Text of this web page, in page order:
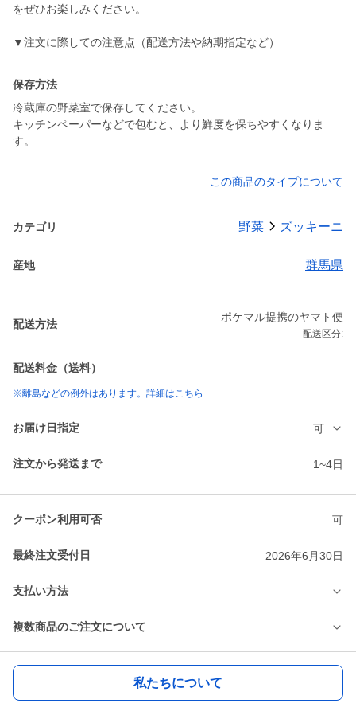
をぜひお楽しみください。
▼注文に際しての注意点（配送方法や納期指定など）
保存方法
冷蔵庫の野菜室で保存してください。
キッチンペーパーなどで包むと、より鮮度を保ちやすくなりま
す。
この商品のタイプについて
カテゴリ 野菜 ズッキーニ
産地 群馬県
配送方法
ポケマル提携のヤマト便
配送区分:
配送料金（送料）
※離島などの例外はあります。詳細はこちら
お届け日指定 可
注文から発送まで 1~4日
クーポン利用可否 可
最終注文受付日 2026年6月30日
支払い方法
複数商品のご注文について
私たちについて